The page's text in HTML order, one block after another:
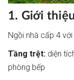
1. Giới
Ngồi nhà cấp 4
Tầng trệt: diện
phòng bếp